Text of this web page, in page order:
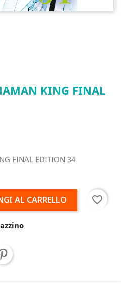
KING FINAL
FINAL EDITION 34
AL CARRELLO favorite_border